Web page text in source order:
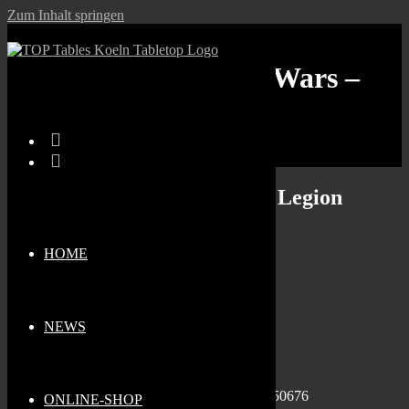
Zum Inhalt springen
HOME
NEWS
ONLINE-SHOP
Stammtischtag: Star Wars –
Stammtischtag: Star Wars – Legion
Sternengasse 1b, Köln, Nordrhein-Westfalen, 50676